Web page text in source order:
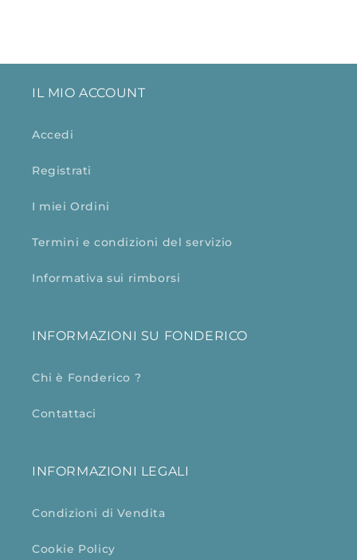
IL MIO ACCOUNT
Accedi
Registrati
I miei Ordini
Termini e condizioni del servizio
Informativa sui rimborsi
INFORMAZIONI SU FONDERICO
Chi è Fonderico ?
Contattaci
INFORMAZIONI LEGALI
Condizioni di Vendita
Cookie Policy